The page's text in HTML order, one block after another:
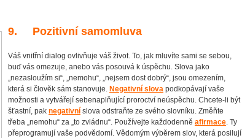
9. Pozitivní samomluva
Váš vnitřní dialog ovlivňuje váš život. To, jak mluvíte sami se sebou,
buď vás omezuje, anebo vás posouvá k úspěchu. Slova jako
„nezasloužím si“, „nemohu“, „nejsem dost dobrý“, jsou omezením,
která si člověk sám stanovuje. Negativní slova podkopávají vaše
možnosti a vytvářejí sebenaplňující proroctví neúspěchu. Chcete-li být
šťastní, pak negativní slova odstraňte ze svého slovníku. Změňte
třeba „nemohu“ za „to zvládnu“. Používejte každodenně afirmace. Ty
přeprogramují vaše podvědomí. Vědomým výběrem slov, která posilují